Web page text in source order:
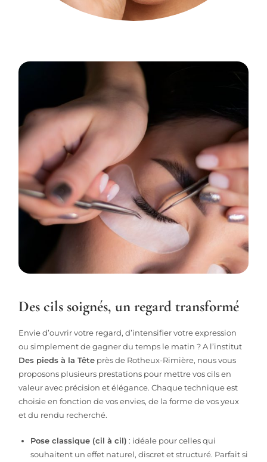
Des cils soignés, un regard transformé
Envie d’ouvrir votre regard, d’intensifier votre expression
ou simplement de gagner du temps le matin ? A l’institut
Des pieds à la Tête près de Rotheux-Rimière, nous vous
proposons plusieurs prestations pour mettre vos cils en
valeur avec précision et élégance. Chaque technique est
choisie en fonction de vos envies, de la forme de vos yeux
et du rendu recherché.
Pose classique (cil à cil) : idéale pour celles qui
souhaitent un effet naturel, discret et structuré. Parfait si